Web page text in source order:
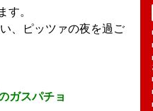
す。
、ピッツァの夜を過ご
ガスパチョ